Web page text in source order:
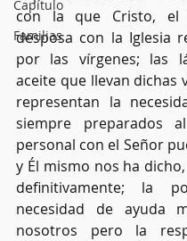
Capítulo
Familias
con la que Cristo, el
desposa con la Iglesia
por las vírgenes; las
aceite que llevan dichas
representan la
siempre preparados
personal con el Señor
y Él mismo nos ha
definitivamente; la
necesidad de ayuda
nosotros pero la